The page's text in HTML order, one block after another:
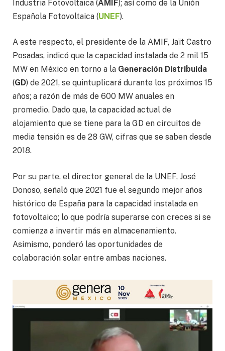
Industria Fotovoltaica (AMIF); así como de la Unión
Española Fotovoltaica (UNEF).
A este respecto, el presidente de la AMIF, Jaït Castro
Posadas, indicó que la capacidad instalada de 2 mil 15
MW en México en torno a la Generación Distribuida
(GD) de 2021, se quintuplicará durante los próximos 15
años; a razón de más de 600 MW anuales en
promedio. Dado que, la capacidad actual de
alojamiento que se tiene para la GD en circuitos de
media tensión es de 28 GW, cifras que se saben desde
2018.
Por su parte, el director general de la UNEF, José
Donoso, señaló que 2021 fue el segundo mejor años
histórico de España para la capacidad instalada en
fotovoltaico; lo que podría superarse con creces si se
comienza a invertir más en almacenamiento.
Asimismo, ponderó las oportunidades de
colaboración solar entre ambas naciones.